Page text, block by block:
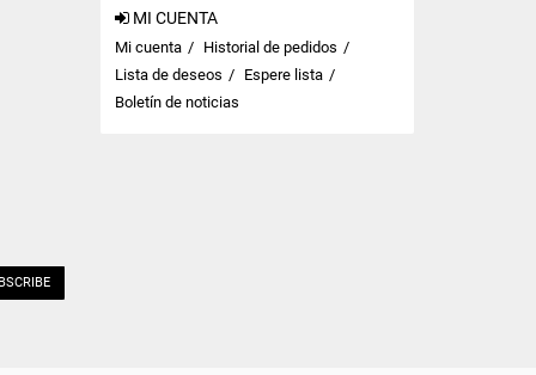
MI CUENTA
Mi cuenta
Historial de pedidos
Lista de deseos
Espere lista
Boletín de noticias